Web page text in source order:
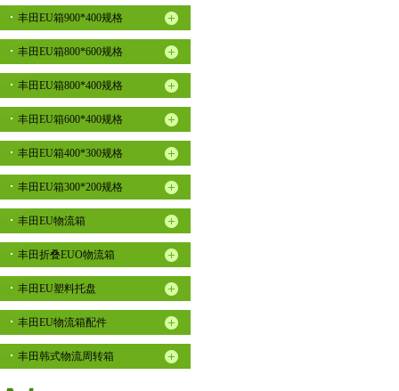
丰田EU箱900*400规格
丰田EU箱800*600规格
丰田EU箱800*400规格
丰田EU箱600*400规格
丰田EU箱400*300规格
丰田EU箱300*200规格
丰田EU物流箱
丰田折叠EUO物流箱
丰田EU塑料托盘
丰田EU物流箱配件
丰田韩式物流周转箱